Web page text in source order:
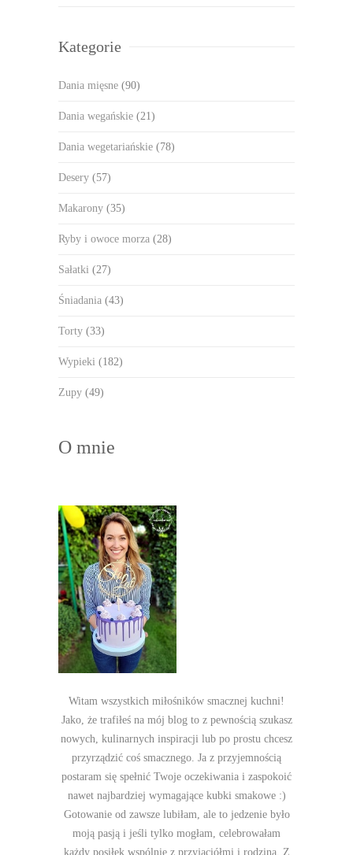
Kategorie
Dania mięsne (90)
Dania wegańskie (21)
Dania wegetariańskie (78)
Desery (57)
Makarony (35)
Ryby i owoce morza (28)
Sałatki (27)
Śniadania (43)
Torty (33)
Wypieki (182)
Zupy (49)
O mnie
Witam wszystkich miłośników smacznej kuchni!
Jako, że trafiłeś na mój blog to z pewnością szukasz
nowych, kulinarnych inspiracji lub po prostu chcesz
przyrządzić coś smacznego. Ja z przyjemnością
postaram się spełnić Twoje oczekiwania i zaspokoić
nawet najbardziej wymagające kubki smakowe :)
Gotowanie od zawsze lubiłam, ale to jedzenie było
moją pasją i jeśli tylko mogłam, celebrowałam
każdy posiłek wspólnie z przyjaciółmi i rodziną. Z